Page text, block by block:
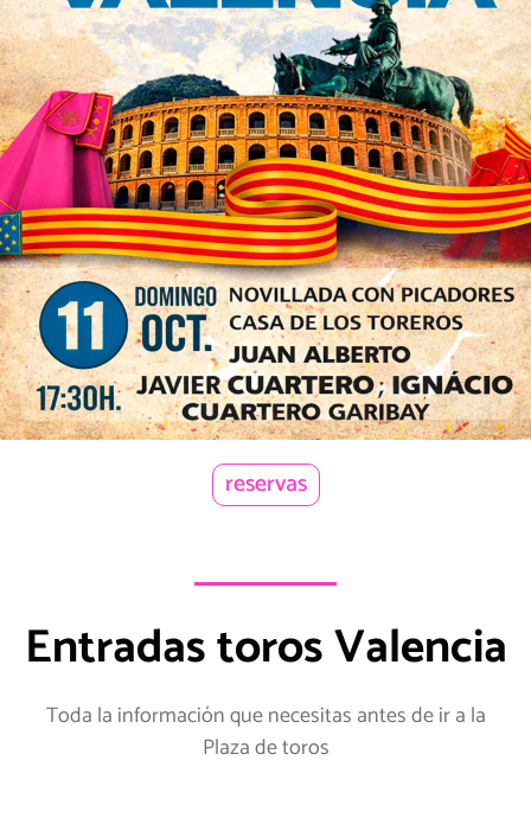
reservas
Entradas toros Valencia
Toda la información que necesitas antes de ir a la
Plaza de toros